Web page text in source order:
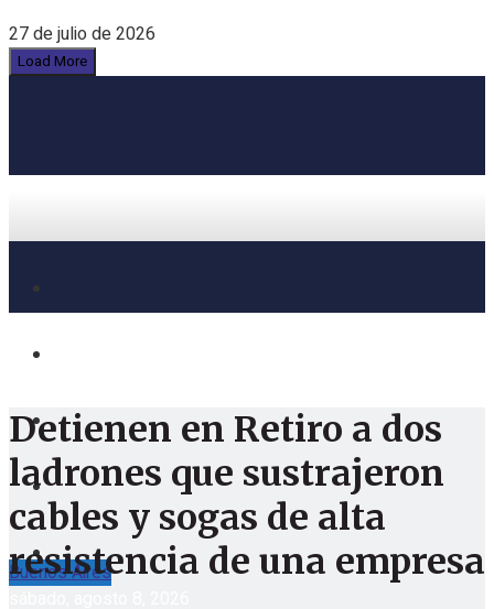
27 de julio de 2026
Load More
Buenos Aires
Detienen en Retiro a dos
ladrones que sustrajeron
cables y sogas de alta
resistencia de una empresa